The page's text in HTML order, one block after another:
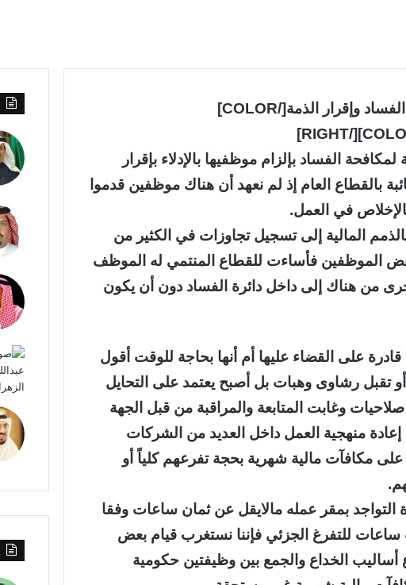
[RIGHT][COLOR=#FF003E]قسم هيئة الفساد وإقرار الذمة[/COLOR]
الفساد بإلزام موظفيها بالإدلاء بإقرار
بالقطاع العام إذ لم نعهد أن هناك موظفين قدموا
في العمل.
المالية إلى تسجيل تجاوزات في الكثير من
الموظفين فأساءت للقطاع المنتمي له الموظف
من هناك إلى داخل دائرة الفساد دون أن يكون
قادرة على القضاء عليها أم أنها بحاجة للوقت أقول
تقبل رشاوى وهبات بل أصبح يعتمد على التحايل
وغابت المتابعة والمراقبة من قبل الجهة
منهجية العمل داخل العديد من الشركات
مكافآت مالية شهرية بحجة تفرعهم كلياً أو
بمقر عمله مالايقل عن ثمان ساعات وفقا
للتفرغ الجزئي فإننا نستغرب قيام بعض
الخداع والجمع بين وظيفتين حكومية